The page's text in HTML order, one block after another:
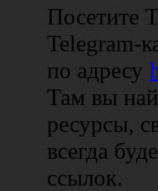
Посетите
Telegram-
по адресу
Там вы
ресурсы,
всегда
ссылок.